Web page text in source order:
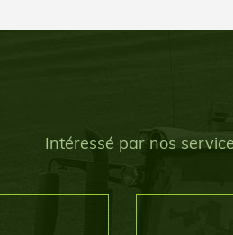
Intéressé par nos